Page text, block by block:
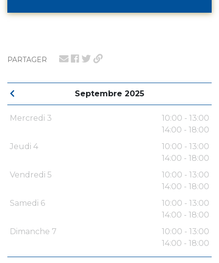
PARTAGER
Septembre 2025
Mercredi 3
10:00 - 13:00
14:00 - 18:00
Jeudi 4
10:00 - 13:00
14:00 - 18:00
Vendredi 5
10:00 - 13:00
14:00 - 18:00
Samedi 6
10:00 - 13:00
14:00 - 18:00
Dimanche 7
10:00 - 13:00
14:00 - 18:00